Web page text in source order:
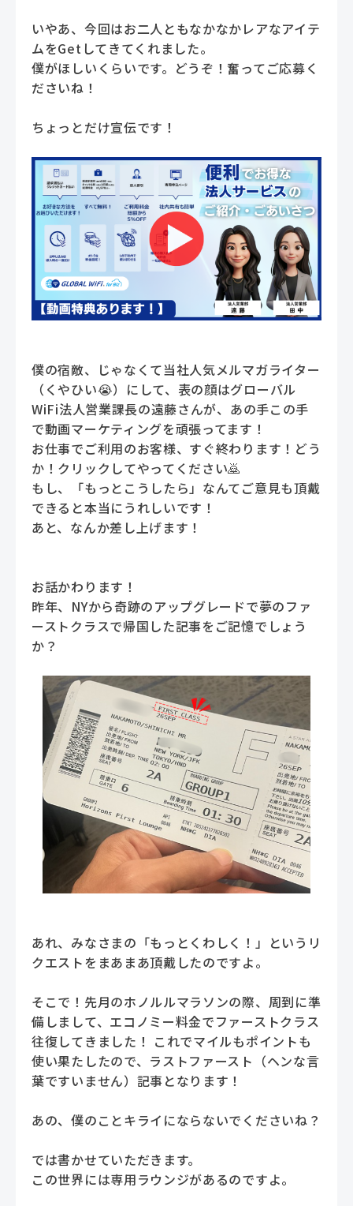
いやあ、今回はお二人ともなかなかレアなアイテ
ムをGetしてきてくれました。
僕がほしいくらいです。どうぞ！奮ってご応募く
ださいね！
ちょっとだけ宣伝です！
僕の宿敵、じゃなくて当社人気メルマガライター
（くやひい😭）にして、表の顔はグローバル
WiFi法人営業課長の遠藤さんが、あの手この手
で動画マーケティングを頑張ってます！
お仕事でご利用のお客様、すぐ終わります！どう
か！クリックしてやってください🙇
もし、「もっとこうしたら」なんてご意見も頂戴
できると本当にうれしいです！
あと、なんか差し上げます！
お話かわります！
昨年、NYから奇跡のアップグレードで夢のファ
ーストクラスで帰国した記事をご記憶でしょう
か？
あれ、みなさまの「もっとくわしく！」というリ
クエストをまあまあ頂戴したのですよ。
そこで！先月のホノルルマラソンの際、周到に準
備しまして、エコノミー料金でファーストクラス
往復してきました！ これでマイルもポイントも
使い果たしたので、ラストファースト（ヘンな言
葉ですいません）記事となります！
あの、僕のことキライにならないでくださいね？
では書かせていただきます。
この世界には専用ラウンジがあるのですよ。